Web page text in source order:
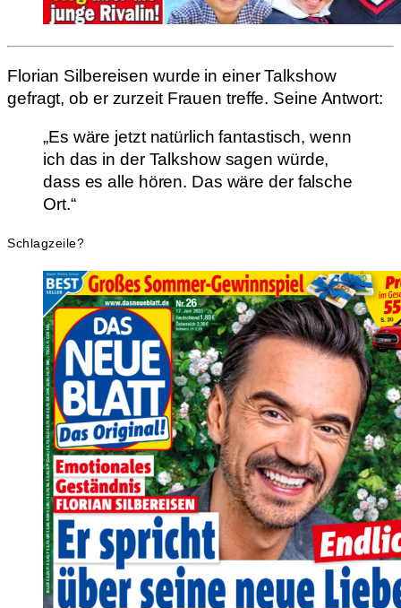
Florian Silbereisen wurde in einer Talkshow
gefragt, ob er zurzeit Frauen treffe. Seine Antwort:
„Es wäre jetzt natürlich fantastisch, wenn
ich das in der Talkshow sagen würde,
dass es alle hören. Das wäre der falsche
Ort.“
Schlagzeile?